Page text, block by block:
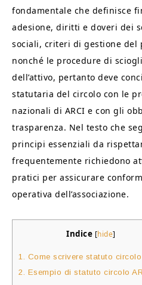
fondamentale che definisce
adesione, diritti e doveri dei
sociali, criteri di gestione del
nonché le procedure di
dell’attivo, pertanto deve
statutaria del circolo con le
nazionali di ARCI e con gli
trasparenza. Nel testo che
principi essenziali da
frequentemente richiedono
pratici per assicurare
operativa dell’associazione.
Indice [hide]
1. Come scrivere statuto circolo
2. Esempio di statuto circolo